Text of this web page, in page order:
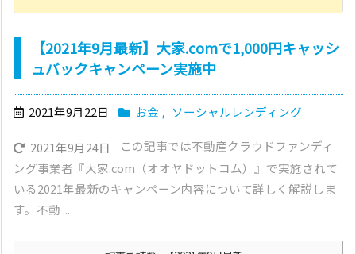
【2021年9月最新】大家.comで1,000円キャッシ
ュバックキャンペーン実施中
2021年9月22日 お金 , ソーシャルレンディング
2021年9月24日
この記事では不動産クラウドファンディ
ング事業者『大家.com（オオヤドットコム）』で実施されて
いる2021年最新のキャンペーン内容について詳しく解説しま
す。不動 ...